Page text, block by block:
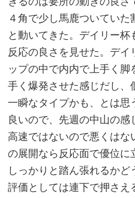
４角で少し馬鹿ついてい
と動いてきた。デイリー
反応の良さを見せた。デイ
ップの中で内内で上手く
手く爆発させた感じだし、
一瞬なタイプかも、とは
良いので、先週の中山の
高速ではないので悪くはな
の展開なら反応面で優位
しっかりと踏ん張れるかど
評価としては連下で押さえ